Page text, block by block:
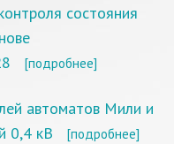
состояния
[подробнее]
автоматов Мили и
0,4 кВ
[подробнее]